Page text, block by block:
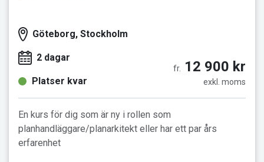
Göteborg, Stockholm
2 dagar
Platser kvar
fr. 12 900 kr
exkl. moms
En kurs för dig som är ny i rollen som
planhandläggare/planarkitekt eller har ett par års
erfarenhet